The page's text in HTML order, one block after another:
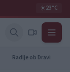
☀️23°C
Radlje ob Dravi